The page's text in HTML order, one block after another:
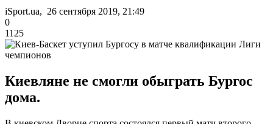
iSport.ua, 26 сентября 2019, 21:49
0
1125
Киевляне не смогли обыграть Бургос
дома.